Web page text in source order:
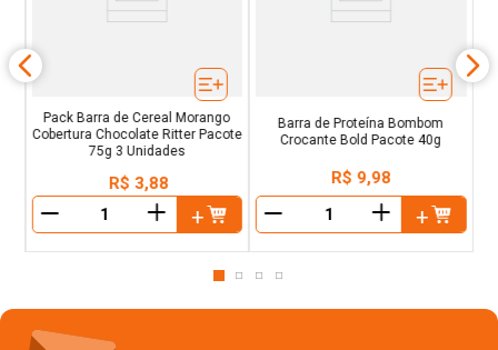
Pack Barra de Cereal Morango
Cobertura Chocolate Ritter Pacote
75g 3 Unidades
R$ 3,88
＋
Barra de Proteína Bombom
Crocante Bold Pacote 40g
R$ 9,98
＋